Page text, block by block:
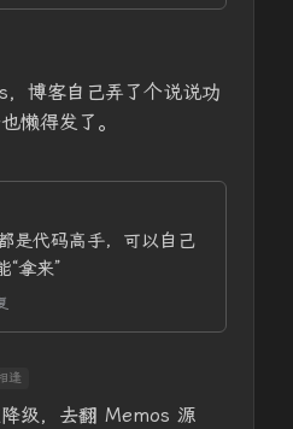
博客自己弄了个说说功
懒得发了。
是代码高手，可以自己
“拿来”
逢
级，去翻 Memos 源